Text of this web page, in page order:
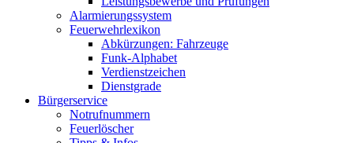
Alarmierungssystem
Feuerwehrlexikon
Abkürzungen: Fahrzeuge
Funk-Alphabet
Verdienstzeichen
Dienstgrade
Bürgerservice
Notrufnummern
Feuerlöscher